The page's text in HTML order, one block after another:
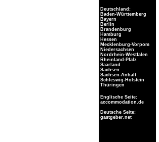
Deutschland:
Baden-Württemberg
Bayern
Berlin
Brandenburg
Hamburg
Hessen
Mecklenburg-Vorpom
Niedersachsen
Nordrhein-Westfalen
Rheinland-Pfalz
Saarland
Sachsen
Sachsen-Anhalt
Schleswig-Holstein
Thüringen
Englische Seite:
accommodation.de
Deutsche Seite:
gastgeber.net